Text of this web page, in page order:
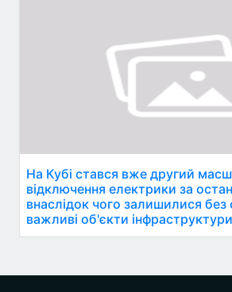
На Кубі стався вже другий
відключення електрики за
внаслідок чого залишилися без
важливі об'єкти